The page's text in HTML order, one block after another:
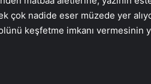
çok nadide eser müzede yer
keşfetme imkanı vermesinin